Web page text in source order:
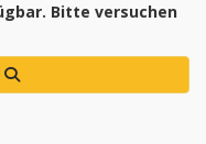
Bitte versuchen